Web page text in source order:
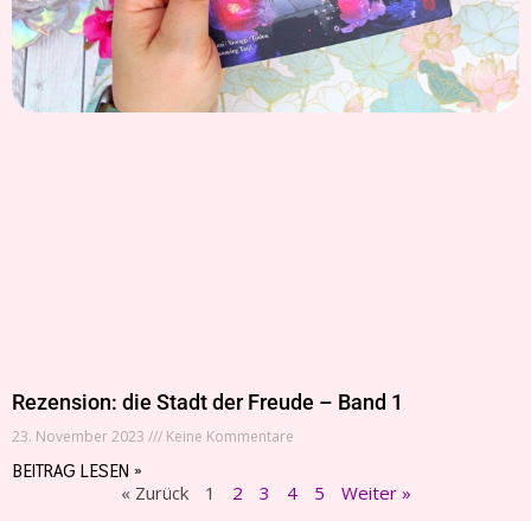
Rezension: die Stadt der Freude – Band 1
23. November 2023 Keine Kommentare
BEITRAG LESEN »
« Zurück 1 2 3 4 5 Weiter »